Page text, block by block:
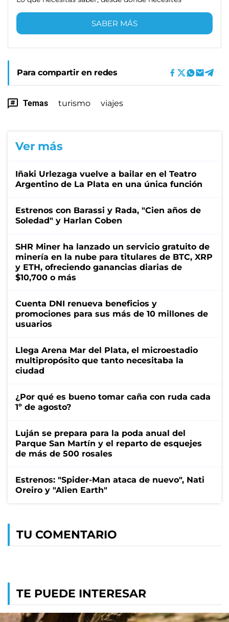
SABER MÁS
Para compartir en redes
Temas turismo viajes
Ver más
Iñaki Urlezaga vuelve a bailar en el Teatro
Argentino de La Plata en una única función
Estrenos con Barassi y Rada, "Cien años de
Soledad" y Harlan Coben
SHR Miner ha lanzado un servicio gratuito de
minería en la nube para titulares de BTC, XRP
y ETH, ofreciendo ganancias diarias de
$10,700 o más
Cuenta DNI renueva beneficios y
promociones para sus más de 10 millones de
usuarios
Llega Arena Mar del Plata, el microestadio
multipropósito que tanto necesitaba la
ciudad
¿Por qué es bueno tomar caña con ruda cada
1º de agosto?
Luján se prepara para la poda anual del
Parque San Martín y el reparto de esquejes
de más de 500 rosales
Estrenos: "Spider-Man ataca de nuevo", Nati
Oreiro y "Alien Earth"
TU COMENTARIO
TE PUEDE INTERESAR